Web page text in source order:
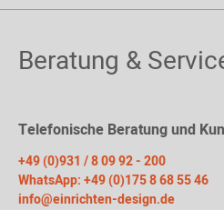
Beratung &
Telefonische Beratung und
+49 (0)931 / 8 09 92 - 200
WhatsApp: +49 (0)175 8 68 55 46
info@einrichten-design.de